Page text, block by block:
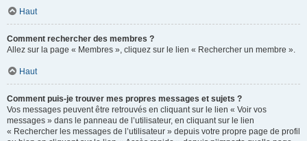
Haut
Comment rechercher des membres ?
Allez sur la page « Membres », cliquez sur le lien « Rechercher un membre ».
Haut
Comment puis-je trouver mes propres messages et sujets ?
Vos messages peuvent être retrouvés en cliquant sur le lien « Voir vos
messages » dans le panneau de l’utilisateur, en cliquant sur le lien
« Rechercher les messages de l’utilisateur » depuis votre propre page de profil